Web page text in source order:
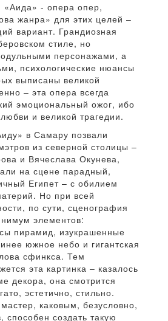
«Аида» - опера опер,
жанра» для этих целей –
вариант. Грандиозная
стиле, но
персонажами, а
психологические нюансы
выписаны великой
– эта опера всегда
эмоциональный ожог, ибо
и великой трагедии.
в Самару позвали
из северной столицы –
и Вячеслава Окунева,
на сцене парадный,
Египет – с обилием
Но при всей
по сути, сценография
элементов:
пирамид, изукрашенные
южное небо и гигантская
сфинкса. Тем
эта картинка – казалось
декора, она смотрится
эстетично, стильно.
каковым, безусловно,
способен создать такую